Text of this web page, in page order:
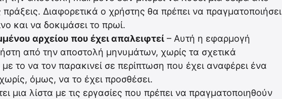
Διαφορετικά ο χρήστης θα πρέπει να πραγματοποιήσει
και να δοκιμάσει το πρωί.
αρχείου που έχει απαλειφτεί – Αυτή η εφαρμογή
από την αποστολή μηνυμάτων, χωρίς τα σχετικά
το να τον παρακινεί σε περίπτωση που έχει αναφέρει ένα
όμως, να το έχει προσθέσει.
μια λίστα με τις εργασίες που πρέπει να πραγματοποιηθούν